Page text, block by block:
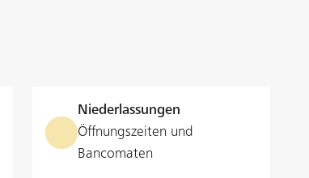
Niederlassungen
Öffnungszeiten und
Bancomaten